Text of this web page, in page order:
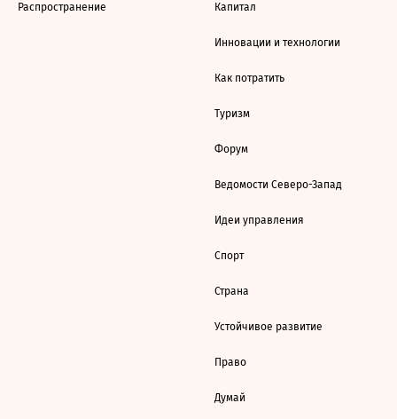
Распространение Капитал
Инновации и технологии
Как потратить
Туризм
Форум
Ведомости Северо-Запад
Идеи управления
Спорт
Страна
Устойчивое развитие
Право
Думай